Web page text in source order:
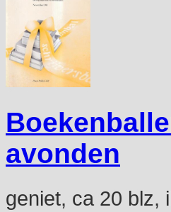
avonden
geniet, ca 20 blz,